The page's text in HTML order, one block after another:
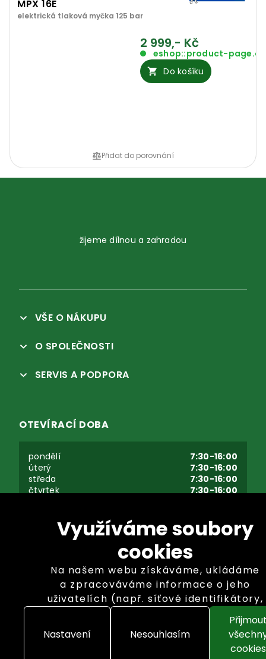
Využíváme soubory
cookies
Na našem webu získáváme, ukládáme
a zpracováváme informace o jeho
uživatelích (např. síťové identifikátory,
údaje o tom, jak procházíte naše
stránky, nebo jaký obsah vás zajímá).
K tomuto účelu využíváme soubory
cookies, které nám pomáhají zkvalitnit
Nastavení Nesouhlasím
cookies
MPX 16E
elektrická tlaková myčka 125 bar
2 999,- Kč
eshop::product-
Do košíku
Přidat do porovnání
žijeme dílnou a zahradou
VŠE O NÁKUPU
O SPOLEČNOSTI
SERVIS A PODPORA
OTEVÍRACÍ DOBA
pondělí
7:30-16:00
úterý
7:30-16:00
středa
7:30-16:00
čtvrtek
7:30-16:00